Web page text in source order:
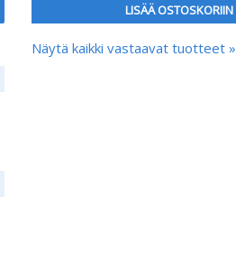
LISÄÄ OSTOSKORIIN
Näytä kaikki vastaavat tuotteet »